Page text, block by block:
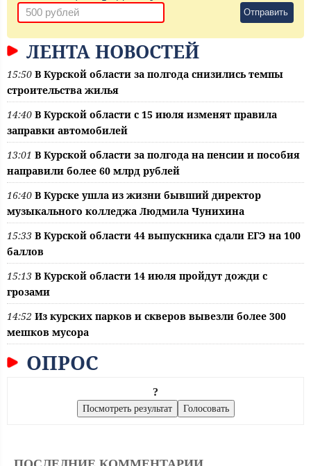
Отправить
ЛЕНТА НОВОСТЕЙ
15:50 В Курской области за полгода снизились темпы
строительства жилья
14:40 В Курской области с 15 июля изменят правила
заправки автомобилей
13:01 В Курской области за полгода на пенсии и пособия
направили более 60 млрд рублей
16:40 В Курске ушла из жизни бывший директор
музыкального колледжа Людмила Чунихина
15:33 В Курской области 44 выпускника сдали ЕГЭ на 100
баллов
15:13 В Курской области 14 июля пройдут дожди с
грозами
14:52 Из курских парков и скверов вывезли более 300
мешков мусора
ОПРОС
?